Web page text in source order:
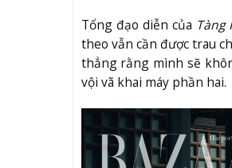
Tổng đạo diễn của Tàng
theo vẫn cần được trau
thẳng rằng mình sẽ
vội vã khai máy phần hai.